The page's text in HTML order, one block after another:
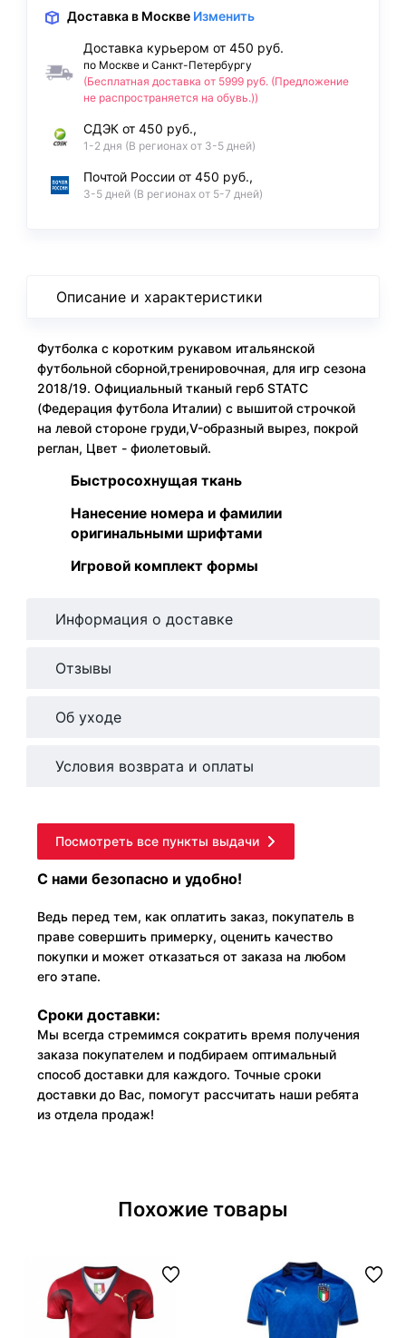
Доставка в Москве Изменить
Доставка курьером от 450 руб.
по Москве и Санкт-Петербургу
(Бесплатная доставка от 5999 руб. (Предложение
не распространяется на обувь.))
СДЭК от 450 руб.,
1-2 дня (В регионах от 3-5 дней)
Почтой России от 450 руб.,
3-5 дней (В регионах от 5-7 дней)
Описание и характеристики
Футболка с коротким рукавом итальянской
футбольной сборной,тренировочная, для игр сезона
2018/19. Официальный тканый герб STATC
(Федерация футбола Италии) с вышитой строчкой
на левой стороне груди,V-образный вырез, покрой
реглан, Цвет - фиолетовый.
Быстросохнущая ткань
Нанесение номера и фамилии
оригинальными шрифтами
Игровой комплект формы
Информация о доставке
Отзывы
Об уходе
Условия возврата и оплаты
Посмотреть все пункты выдачи
С нами безопасно и удобно!
Ведь перед тем, как оплатить заказ, покупатель в
праве совершить примерку, оценить качество
покупки и может отказаться от заказа на любом
его этапе.
Сроки доставки:
Мы всегда стремимся сократить время получения
заказа покупателем и подбираем оптимальный
способ доставки для каждого. Точные сроки
доставки до Вас, помогут рассчитать наши ребята
из отдела продаж!
Похожие товары